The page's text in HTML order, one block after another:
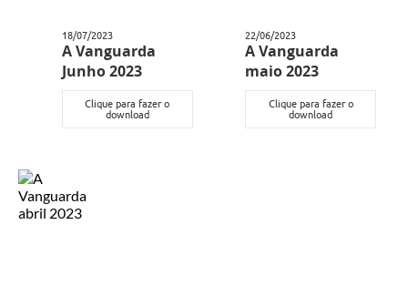
18/07/2023
A Vanguarda
Junho 2023
Clique para fazer o
download
22/06/2023
A Vanguarda
maio 2023
Clique para fazer o
download